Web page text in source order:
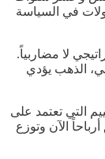
في السياسة
لا مضاربياً.
الذهب يؤدي
التي تعتمد على
الآن وتوزع